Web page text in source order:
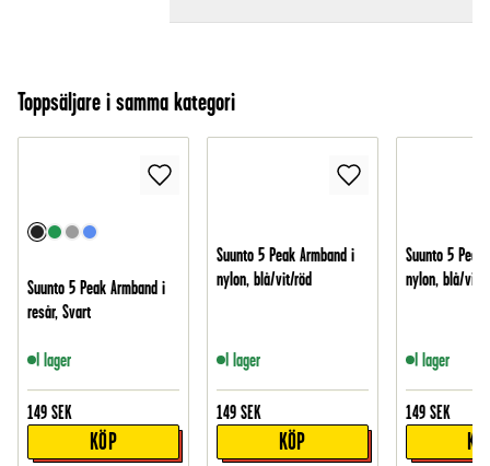
Toppsäljare i samma kategori
Suunto 5 Peak Armband i
resår, Svart
I lager
149 SEK
KÖP
Suunto 5 Peak Armband i
nylon, blå/vit/röd
I lager
149 SEK
KÖP
Suunto 5 Peak
nylon, blå/vit
I lager
149 SEK